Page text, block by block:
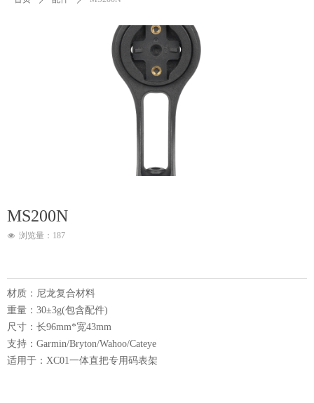
MS200N
材质：尼龙复合材料
重量：30±3g(包含配件)
尺寸：长96mm*宽43mm
支持：Garmin/Bryton/Wahoo/Cateye
适用于：XC01一体直把专用码表架
넶 浏览量： 187